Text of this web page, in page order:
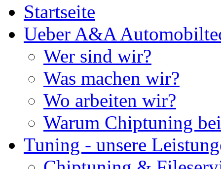
Startseite
Ueber A&A
Wer sind wir?
Was machen wir?
Wo arbeiten wir?
Warum Chiptuning
Tuning - unsere